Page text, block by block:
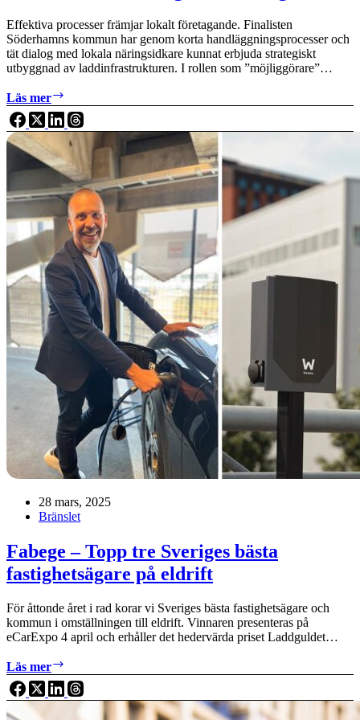
Effektiva processer främjar lokalt företagande. Finalisten
Söderhamns kommun har genom korta handläggningsprocesser och
tät dialog med lokala näringsidkare kunnat erbjuda strategiskt
utbyggnad av laddinfrastrukturen. I rollen som ”möjliggörare”…
Läs mer
ökar
vi
elektrifieringstakten
lärdomar
från
Laddguldet,
Sveriges
bästa
kommuner
och
fastighetsägare
på
eldrift
28 mars, 2025
Bränslet
Fabege – Topp tre Sveriges bästa
fastighetsägare på eldrift
För åttonde året i rad korar vi Sveriges bästa fastighetsägare och
kommun i omställningen till eldrift. Vinnaren presenteras på
eCarExpo 4 april och erhåller det hedervärda priset Laddguldet…
Läs mer
–
Topp
tre